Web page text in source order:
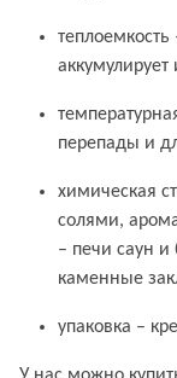
аккумулирует
перепады и
химическая
солями,
– печи саун
каменные
упаковка –